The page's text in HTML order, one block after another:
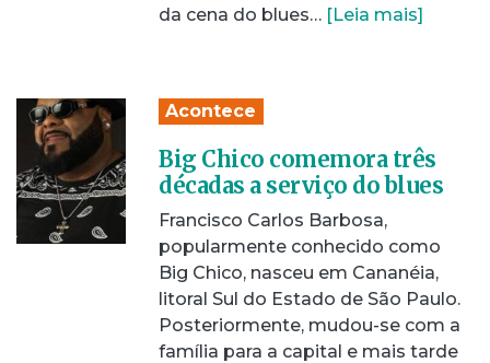
da cena do blues… [Leia mais]
Acontece
Big Chico comemora três
décadas a serviço do blues
Francisco Carlos Barbosa,
popularmente conhecido como
Big Chico, nasceu em Cananéia,
litoral Sul do Estado de São Paulo.
Posteriormente, mudou-se com a
família para a capital e mais tarde